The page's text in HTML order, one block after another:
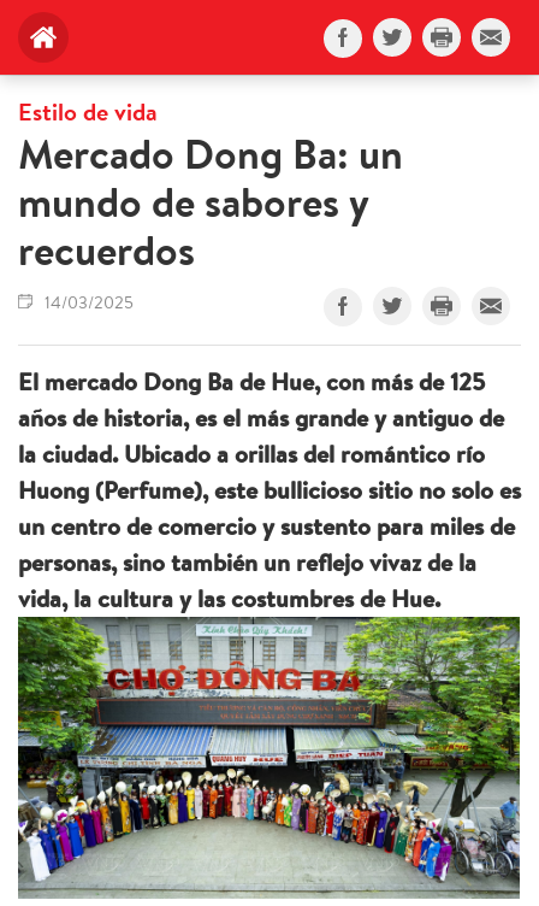
Estilo de vida
Mercado Dong Ba: un
mundo de sabores y
recuerdos
14/03/2025
El mercado Dong Ba de Hue, con más de 125
años de historia, es el más grande y antiguo de
la ciudad. Ubicado a orillas del romántico río
Huong (Perfume), este bullicioso sitio no solo es
un centro de comercio y sustento para miles de
personas, sino también un reflejo vivaz de la
vida, la cultura y las costumbres de Hue.